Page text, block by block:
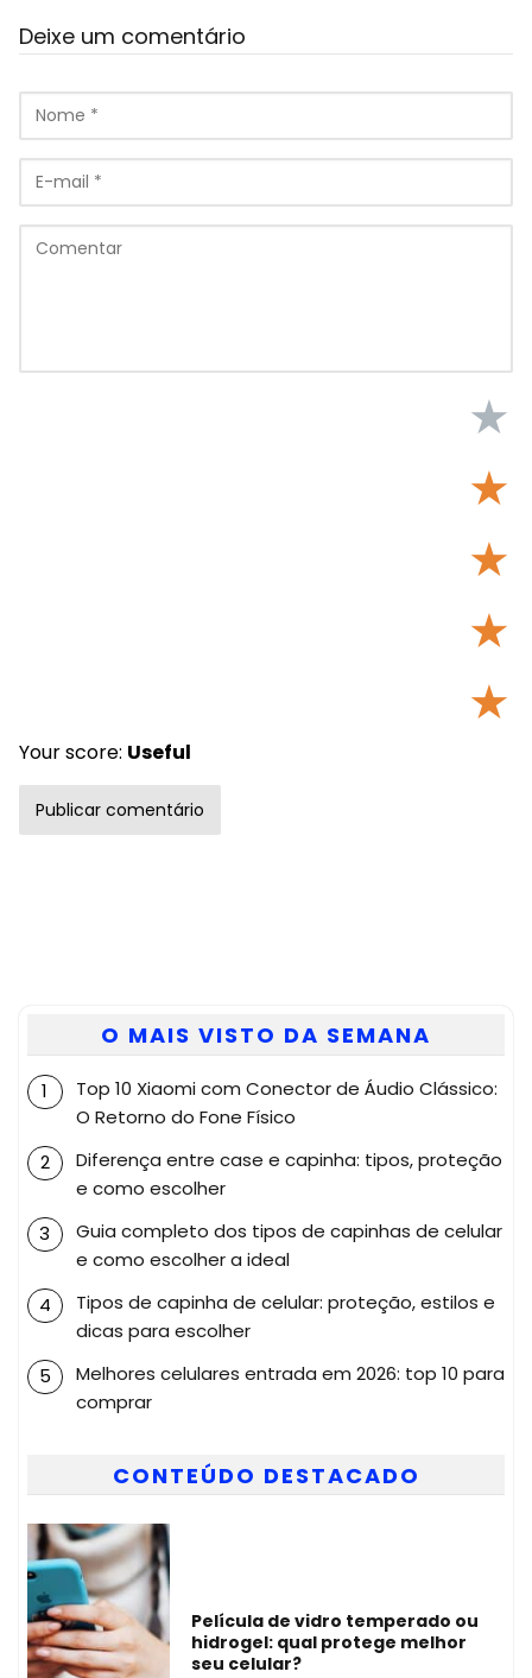
Deixe um comentário
★
★
★
★
★
Your score: Useful
O MAIS VISTO DA SEMANA
Top 10 Xiaomi com Conector de Áudio Clássico:
O Retorno do Fone Físico
Diferença entre case e capinha: tipos, proteção
e como escolher
Guia completo dos tipos de capinhas de celular
e como escolher a ideal
Tipos de capinha de celular: proteção, estilos e
dicas para escolher
Melhores celulares entrada em 2026: top 10 para
comprar
CONTEÚDO DESTACADO
Película de vidro temperado ou
hidrogel: qual protege melhor
seu celular?